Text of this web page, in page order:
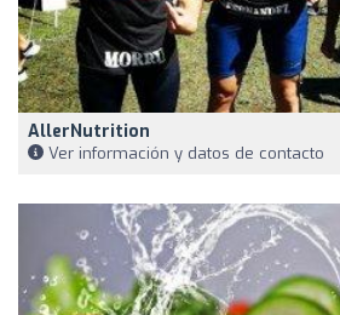
AllerNutrition
Ver información y datos de contacto